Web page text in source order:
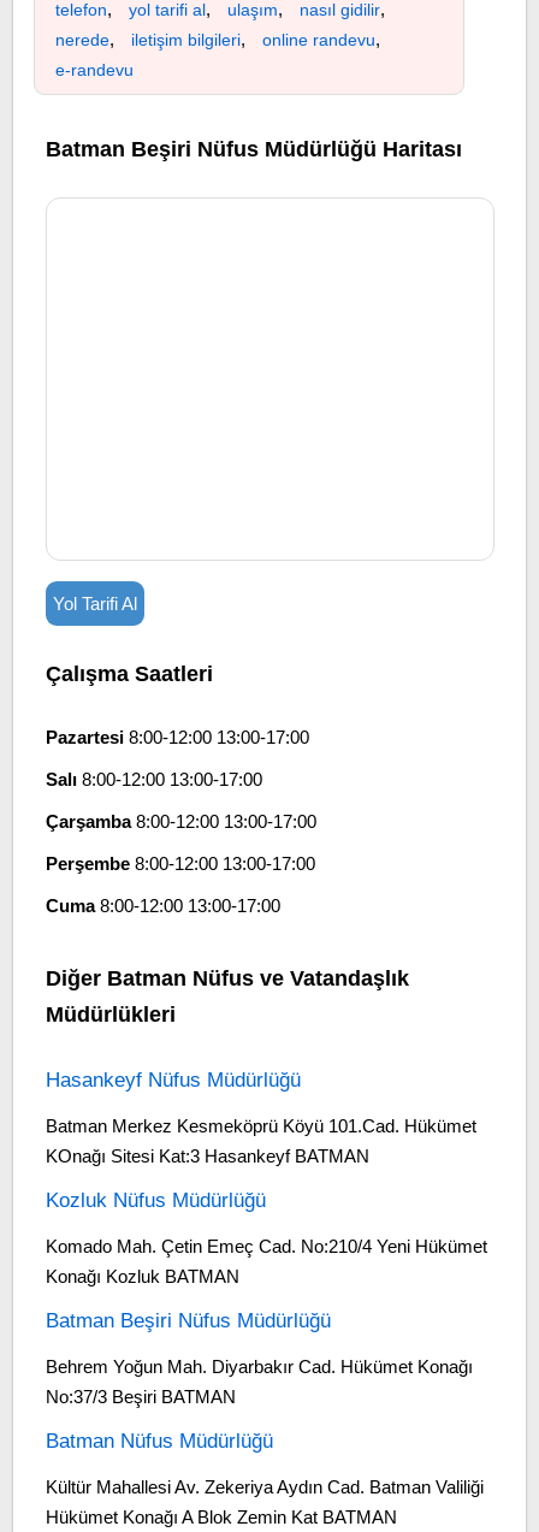
telefon, yol tarifi al, ulaşım, nasıl gidilir,
nerede, iletişim bilgileri, online randevu,
e-randevu
Batman Beşiri Nüfus Müdürlüğü Haritası
Yol Tarifi Al
Çalışma Saatleri
Pazartesi8:00-12:00 13:00-17:00
Salı8:00-12:00 13:00-17:00
Çarşamba8:00-12:00 13:00-17:00
Perşembe8:00-12:00 13:00-17:00
Cuma8:00-12:00 13:00-17:00
Diğer Batman Nüfus ve Vatandaşlık
Müdürlükleri
Hasankeyf Nüfus Müdürlüğü
Batman Merkez Kesmeköprü Köyü 101.Cad. Hükümet
KOnağı Sitesi Kat:3 Hasankeyf BATMAN
Kozluk Nüfus Müdürlüğü
Komado Mah. Çetin Emeç Cad. No:210/4 Yeni Hükümet
Konağı Kozluk BATMAN
Batman Beşiri Nüfus Müdürlüğü
Behrem Yoğun Mah. Diyarbakır Cad. Hükümet Konağı
No:37/3 Beşiri BATMAN
Batman Nüfus Müdürlüğü
Kültür Mahallesi Av. Zekeriya Aydın Cad. Batman Valiliği
Hükümet Konağı A Blok Zemin Kat BATMAN